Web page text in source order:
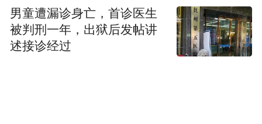
男童遭漏诊身亡，首诊医生
被判刑一年，出狱后发帖讲
述接诊经过